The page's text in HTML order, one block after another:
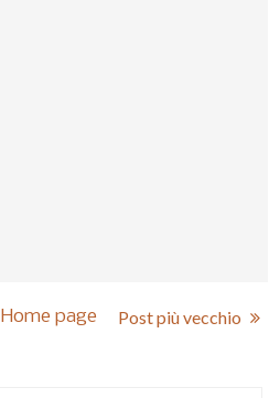
Post più vecchio
Home page